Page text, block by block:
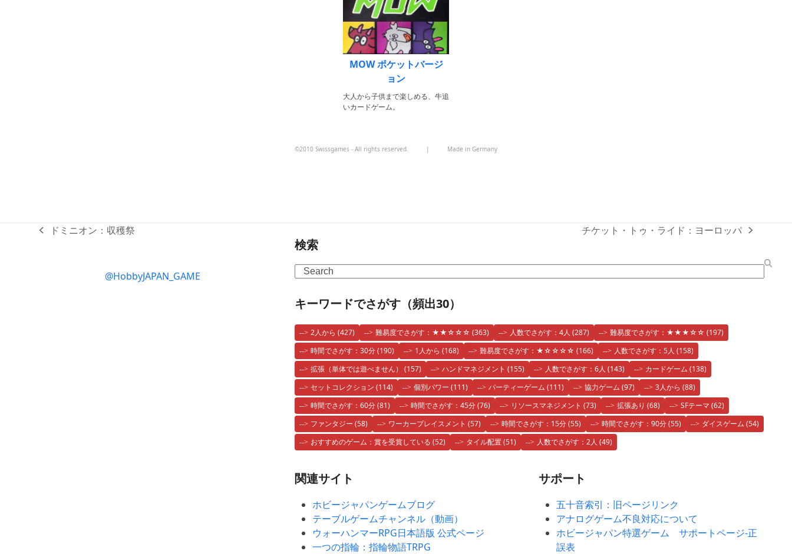
MOW ポケットバージ
ョン
大人から子供まで楽しめる、牛追
いカードゲーム。
©2010 Swissgames - All rights reserved. | Made in Germany
previous
ドミニオン：収穫祭
next
チケット・トゥ・ライド：ヨーロッパ
@HobbyJAPAN_GAME
検索
Search
キーワードでさがす（頻出30）
2人から (427) 難易度でさがす：★★☆☆☆ (363) 人数でさがす：4人 (287) 難易度でさがす：★★★☆☆ (197)
時間でさがす：30分(190) 1人から (168) 難易度でさがす：★☆☆☆☆ (166) 人数でさがす：5人 (158)
拡張（単体では遊べません） (157) ハンドマネジメント (155) 人数でさがす：6人 (143) カードゲーム (138)
セットコレクション (114) 個別パワー (111) パーティーゲーム (111) 協力ゲーム (97) 3人から (88)
時間でさがす：60分(81) 時間でさがす：45分(76) リソースマネジメント (73) 拡張あり (68) SFテーマ (62)
ファンタジー (58) ワーカープレイスメント (57) 時間でさがす：15分(55) 時間でさがす：90分(55) ダイスゲーム (54)
おすすめのゲーム：賞を受賞している (52) タイル配置(51) 人数でさがす：2人 (49)
関連サイト
ホビージャパンゲームブログ
テーブルゲームチャンネル（動画）
ウォーハンマーRPG日本語版 公式ページ
一つの指輪：指輪物語TRPG
サポート
五十音索引：旧ページリンク
アナログゲーム不良対応について
ホビージャパン特選ゲーム サポートページ-正
誤表